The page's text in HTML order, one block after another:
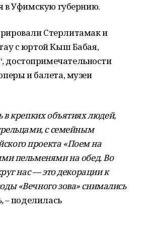
в Уфимскую губернию.
Стерлитамак и
с юртой Кыш Бабая,
и балета, музеи
крепких объятиях людей,
с семейным
проекта «Поем на
пельменями на обед. Во
нас — это декорации к
«Вечного зова» снимались
– поделилась